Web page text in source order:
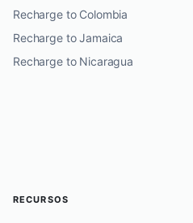
Recharge to Colombia
Recharge to Jamaica
Recharge to Nicaragua
RECURSOS